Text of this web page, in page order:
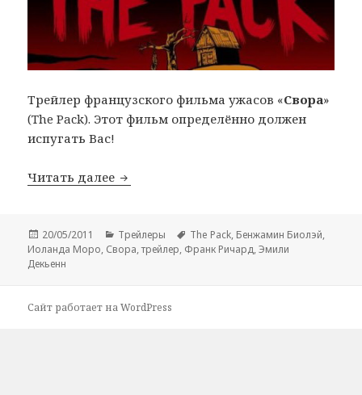
Трейлер французского фильма ужасов «Свора»
(The Pack). Этот фильм определённо должен
испугать Вас!
Читать далее Эксклюзивный трейлер
Опубликовано
20/05/2011 Рубрики
Трейлеры Метки
The Pack, Бенжамин Биолэй,
Иоланда Моро, Свора,трейлер, Франк Ричард,Эмили
Декьенн
Сайт работает на WordPress